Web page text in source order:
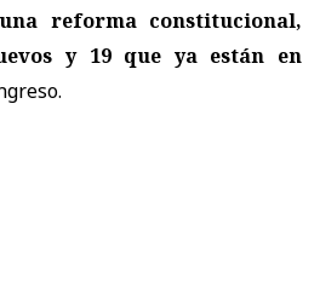
una reforma constitucional,
y 19 que ya están en